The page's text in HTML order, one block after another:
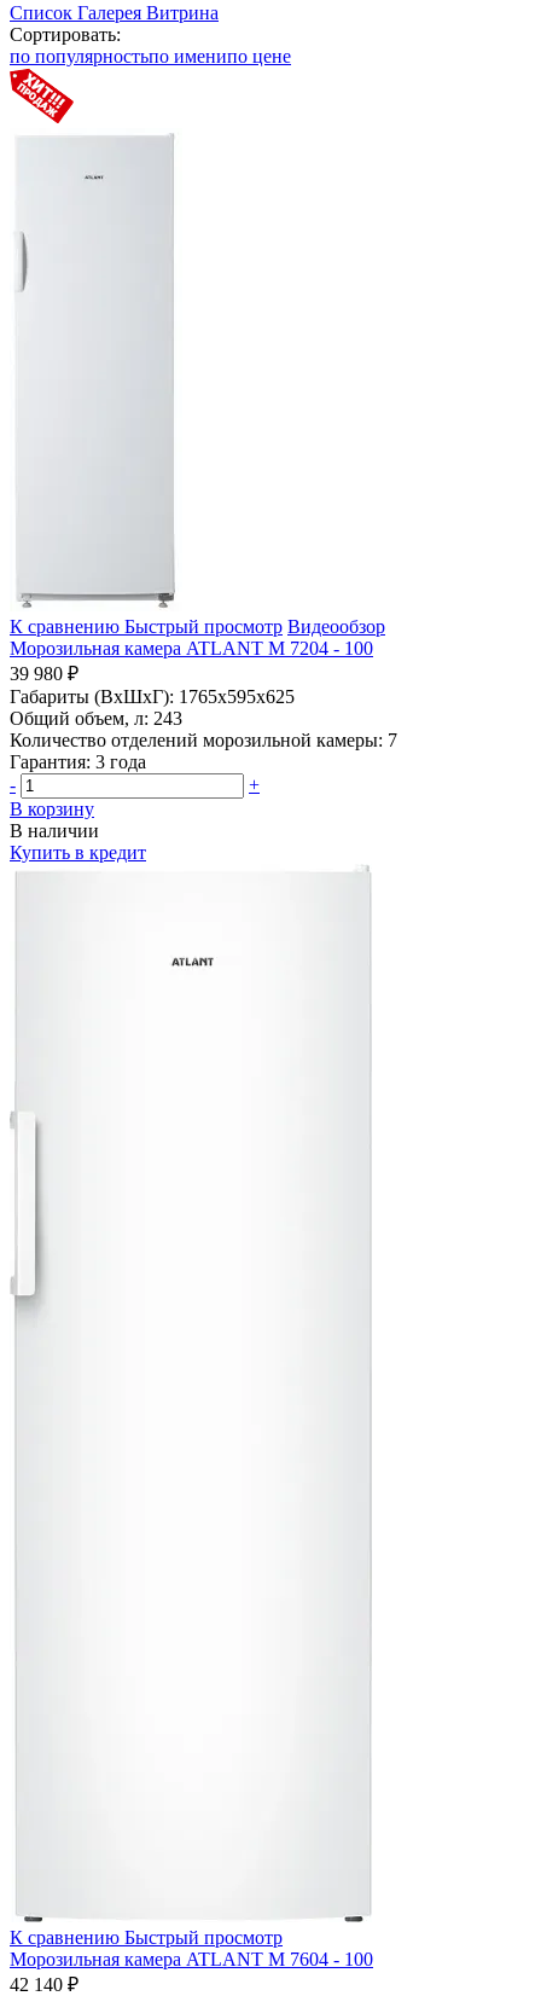
Список Галерея Витрина
Сортировать:
по популярностьпо именипо цене
К сравнению Быстрый просмотр Видеообзор
Морозильная камера ATLANT М 7204 - 100
39 980 ₽
Габариты (ВхШхГ): 1765x595x625
Общий объем, л: 243
Количество отделений морозильной камеры: 7
Гарантия: 3 года
-
+
В корзину
В наличии
Купить в кредит
К сравнению Быстрый просмотр
Морозильная камера ATLANT М 7604 - 100
42 140 ₽